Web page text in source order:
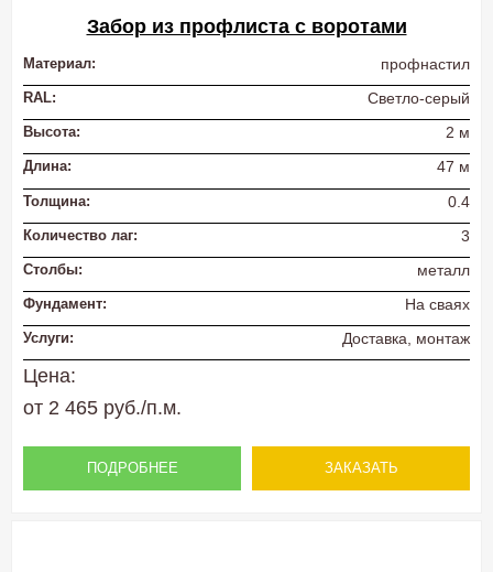
Забор из профлиста с воротами
Материал: профнастил
RAL: Светло-серый
Высота: 2 м
Длина: 47 м
Толщина: 0.4
Количество лаг: 3
Столбы: металл
Фундамент: На сваях
Услуги: Доставка, монтаж
Цена:
от 2 465 руб./п.м.
ПОДРОБНЕЕ ЗАКАЗАТЬ